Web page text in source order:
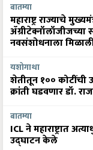
बातम्या
महाराष्ट्र राज्याचे
ॲग्रीटेक्नॉलॉजीजच्या
नवसंशोधनाला
यशोगाथा
शेतीतून १०० कोटींची
क्रांती घडवणार डॉ.
बातम्या
ICL ने महाराष्ट्रात
उद्घाटन केले